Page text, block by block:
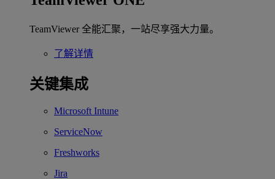
TeamViewer 全能汇聚，一站尽享强大力量。
了解详情
关键集成
Microsoft Intune
ServiceNow
Freshworks
Jira